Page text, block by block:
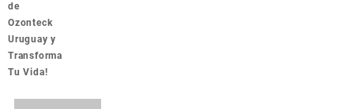
de
Ozonteck
Uruguay y
Transforma
Tu Vida!